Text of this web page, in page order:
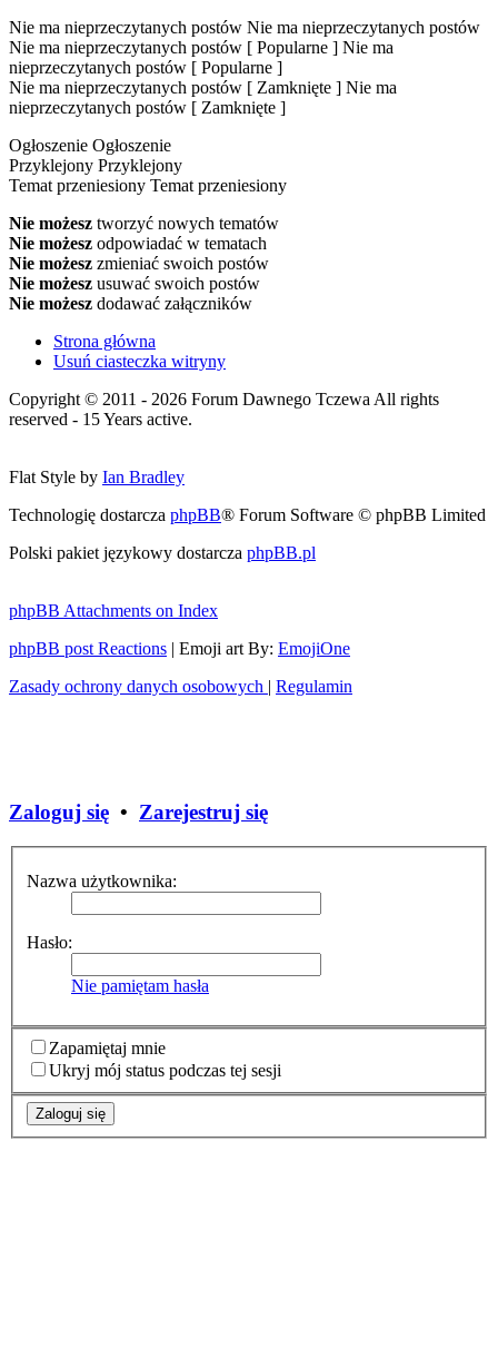
Nie ma nieprzeczytanych postów Nie ma nieprzeczytanych postów
Nie ma nieprzeczytanych postów [ Popularne ] Nie ma
nieprzeczytanych postów [ Popularne ]
Nie ma nieprzeczytanych postów [ Zamknięte ] Nie ma
nieprzeczytanych postów [ Zamknięte ]
Ogłoszenie Ogłoszenie
Przyklejony Przyklejony
Temat przeniesiony Temat przeniesiony
Nie możesz tworzyć nowych tematów
Nie możesz odpowiadać w tematach
Nie możesz zmieniać swoich postów
Nie możesz usuwać swoich postów
Nie możesz dodawać załączników
Strona główna
Usuń ciasteczka witryny
Copyright © 2011 - 2026 Forum Dawnego Tczewa All rights
reserved - 15 Years active.
Flat Style by Ian Bradley
Technologię dostarcza phpBB® Forum Software © phpBB Limited
Polski pakiet językowy dostarcza phpBB.pl
phpBB Attachments on Index
phpBB post Reactions | Emoji art By: EmojiOne
Zasady ochrony danych osobowych | Regulamin
Zaloguj się • Zarejestruj się
Nazwa użytkownika:
Hasło:
Nie pamiętam hasła
Zapamiętaj mnie
Ukryj mój status podczas tej sesji